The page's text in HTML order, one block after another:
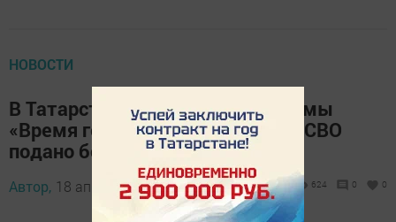
НОВОСТИ
В Татарстане на аналог программы
«Время героев» для участников СВО
подано более 1,6 тыс. заявок
Автор, 18 апреля 2025 - 15:20 624 0 0